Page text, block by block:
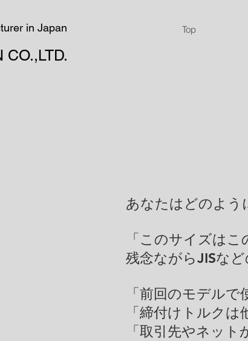
in Japan
CO.,LTD.
Top
あなたはどのよう
「このサイズは
残念ながらJISな
「前回のモデル
「締付けトルクは
「取引先やネッ